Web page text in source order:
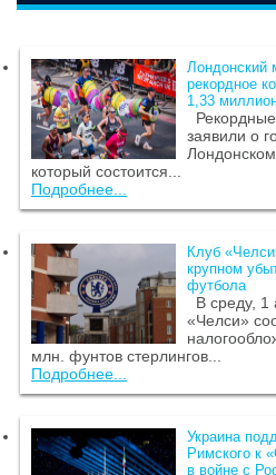
Лондонский
рекордное
1,33
заявили о
который состоится...
Подробнее...
Клуб
крупном
футбола
В среду, 1
«Челси»
млн. фунтов стерлингов...
Подробнее...
Украина
Римского к
в войне с